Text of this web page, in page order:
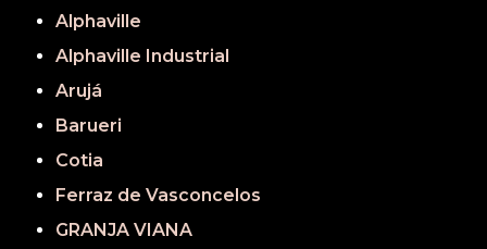
Alphaville
Alphaville Industrial
Arujá
Barueri
Cotia
Ferraz de Vasconcelos
GRANJA VIANA